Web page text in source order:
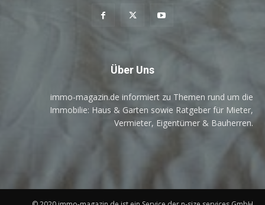
Über Uns
immo-magazin.de informiert zu Themen rund um die
Immobilie: Haus & Garten sowie Ratgeber für Mieter,
Vermieter, Eigentümer & Bauherren.